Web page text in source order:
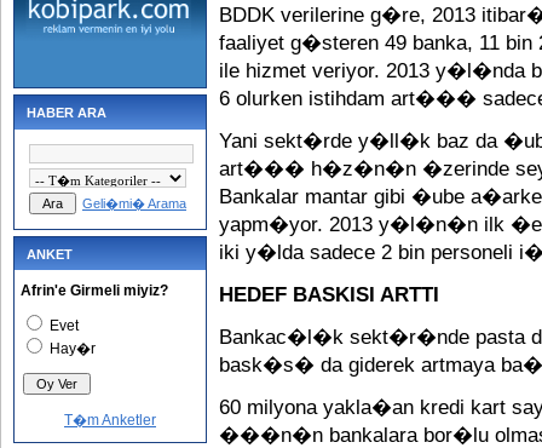
HABER ARA
Geli�mi� Arama
ANKET
Afrin'e Girmeli miyiz?
Evet
Hay�r
T�m Anketler
BDDK verilerine g�re, 2013
faaliyet g�steren 49 banka, 11 bin
ile hizmet veriyor. 2013
6 olurken istihdam art���
Yani sekt�rde y�ll�k baz da
art��� h�z�n�n �zerinde
Bankalar mantar gibi �ube
yapm�yor. 2013 y�l�n�n ilk
iki y�lda sadece 2 bin personeli
HEDEF BASKISI ARTTI
Bankac�l�k sekt�r�nde pasta
bask�s� da giderek artmaya
60 milyona yakla�an kredi kart
���n�n bankalara bor�lu